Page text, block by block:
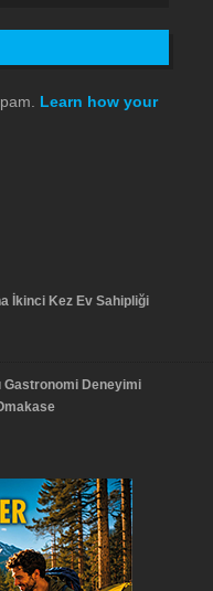
Learn how your
İkinci Kez Ev Sahipliği
Gastronomi Deneyimi